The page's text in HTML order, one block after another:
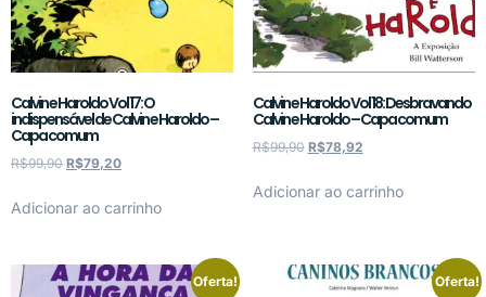
Calvin e Haroldo Vol 17: O
indispensável de Calvin e Haroldo –
Capa comum
R$99,90 R$79,20
Adicionar ao carrinho
Calvin e Haroldo Vol 18: Desbravando
Calvin e Haroldo – Capa comum
R$99,90 R$78,92
Adicionar ao carrinho
Oferta! Oferta!